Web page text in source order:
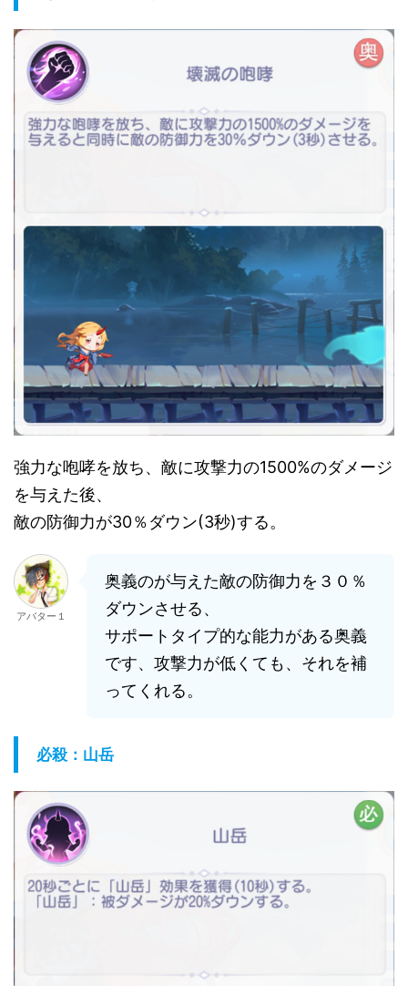
強力な咆哮を放ち、敵に攻撃力の1500%のダメージ
を与えた後、
敵の防御力が30％ダウン(3秒)する。
アバター１
奥義のが与えた敵の防御力を３０％
ダウンさせる、
サポートタイプ的な能力がある奥義
です、攻撃力が低くても、それを補
ってくれる。
必殺：山岳